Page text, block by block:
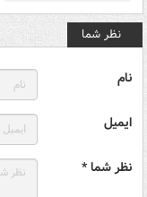
نظر شما
نام
ایمیل
نظر شما *